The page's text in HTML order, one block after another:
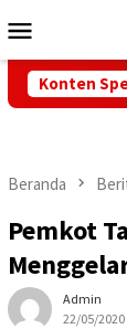
ke
kontenMobile
Konten
Meriahkan
Beranda
Pemkot
Admin
22/05/2020